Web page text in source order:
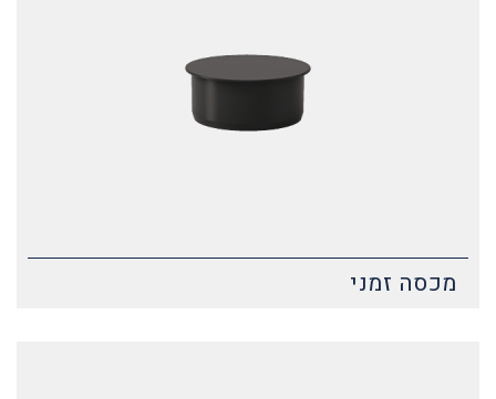
מכסה זמני